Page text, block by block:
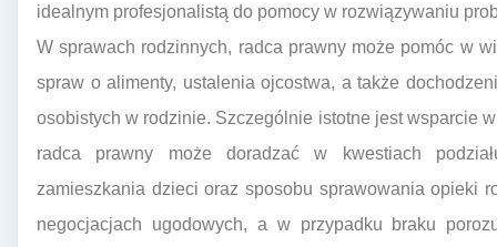
idealnym profesjonalistą do pomocy w rozwiązywaniu
W sprawach rodzinnych, radca prawny może pomóc w
spraw o alimenty, ustalenia ojcostwa, a także
osobistych w rodzinie. Szczególnie istotne jest wsparcie
radca prawny może doradzać w kwestiach
zamieszkania dzieci oraz sposobu sprawowania opieki
negocjacjach ugodowych, a w przypadku braku